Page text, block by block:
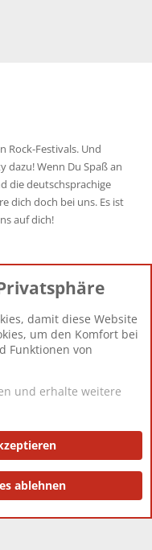
Rock-Festivals. Und
dazu! Wenn Du Spaß an
die deutschsprachige
dich doch bei uns. Es ist
auf dich!
12.427
Berlin
Impressum
XenForo Ltd.
damit diese Website
um den Komfort bei
Funktionen von
und erhalte weitere
ablehnen